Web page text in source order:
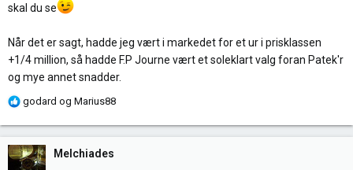
skal du se
Når det er sagt, hadde jeg vært i markedet for et ur i prisklassen
+1/4 million, så hadde F.P Journe vært et soleklart valg foran Patek'r
og mye annet snadder.
R
k
s
godard og Marius88
Melchiades